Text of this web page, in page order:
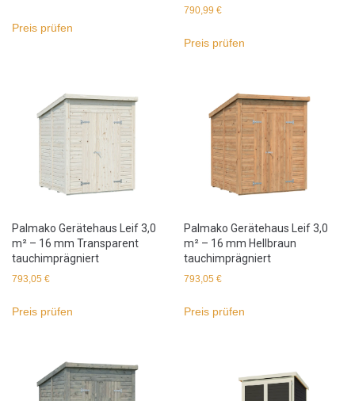
Preis prüfen
790,99€
Preis prüfen
Palmako Gerätehaus Leif 3,0
m² – 16 mm Transparent
tauchimprägniert
793,05 €
Preis prüfen
Palmako Gerätehaus Leif 3,0
m² – 16 mm Hellbraun
tauchimprägniert
793,05€
Preis prüfen